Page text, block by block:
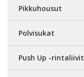
Pikkuhousut
Polvisukat
Push Up -rintaliivit